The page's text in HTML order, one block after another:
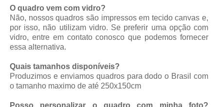
O quadro vem com vidro?
Não, nossos quadros são impressos em tecido canvas e,
por isso, não utilizam vidro. Se preferir uma opção com
vidro, entre em contato conosco que podemos fornecer
essa alternativa.
Quais tamanhos disponíveis?
Produzimos e enviamos quadros para dodo o Brasil com
o tamanho maximo de até 250x150cm